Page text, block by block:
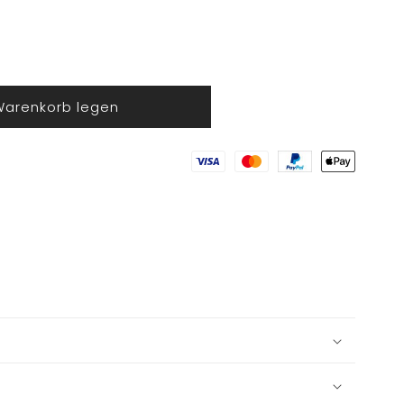
legen